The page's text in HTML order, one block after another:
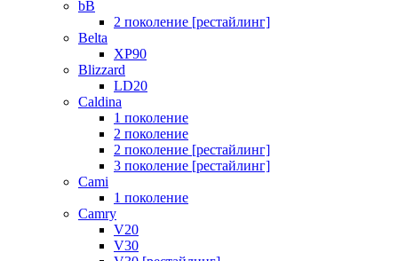
bB
2 поколение [рестайлинг]
Belta
XP90
Blizzard
LD20
Caldina
1 поколение
2 поколение
2 поколение [рестайлинг]
3 поколение [рестайлинг]
Cami
1 поколение
Camry
V20
V30